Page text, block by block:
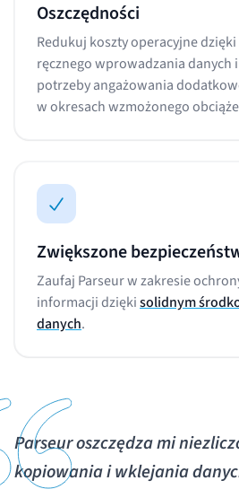
Oszczędności
Redukuj koszty operacyjne
ręcznego wprowadzania danych
potrzeby angażowania
w okresach wzmożonego
Zwiększone
Zaufaj Parseur w zakresie
informacji dziękisolidnym
danych.
Parseur oszczędza mi
kopiowania i wklejania